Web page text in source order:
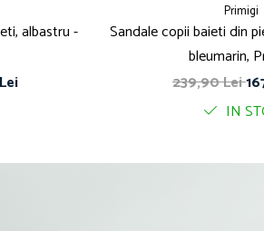
albastru -
Primigi
Sandale copii baieti din
bleumarin,
239,90 Lei
IN